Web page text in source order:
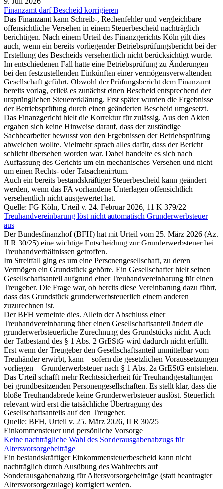
Finanzamt darf Bescheid korrigieren
Das Finanzamt kann Schreib-, Rechenfehler und vergleichbare
offensichtliche Versehen in einem Steuerbescheid nachträglich
berichtigen. Nach einem Urteil des Finanzgerichts Köln gilt dies
auch, wenn ein bereits vorliegender Betriebsprüfungsbericht bei der
Erstellung des Bescheids versehentlich nicht berücksichtigt wurde.
Im entschiedenen Fall hatte eine Betriebsprüfung zu Änderungen
bei den festzustellenden Einkünften einer vermögensverwaltenden
Gesellschaft geführt. Obwohl der Prüfungsbericht dem Finanzamt
bereits vorlag, erließ es zunächst einen Bescheid entsprechend der
ursprünglichen Steuererklärung. Erst später wurden die Ergebnisse
der Betriebsprüfung durch einen geänderten Bescheid umgesetzt.
Das Finanzgericht hielt die Korrektur für zulässig. Aus den Akten
ergaben sich keine Hinweise darauf, dass der zuständige
Sachbearbeiter bewusst von den Ergebnissen der Betriebsprüfung
abweichen wollte. Vielmehr sprach alles dafür, dass der Bericht
schlicht übersehen worden war. Dabei handelte es sich nach
Auffassung des Gerichts um ein mechanisches Versehen und nicht
um einen Rechts- oder Tatsachenirrtum.
Auch ein bereits bestandskräftiger Steuerbescheid kann geändert
werden, wenn das FA vorhandene Unterlagen offensichtlich
versehentlich nicht ausgewertet hat.
Quelle: FG Köln, Urteil v. 24. Februar 2026, 11 K 379/22
Treuhandvereinbarung löst nicht automatisch Grunderwerbsteuer
aus
Der Bundesfinanzhof (BFH) hat mit Urteil vom 25. März 2026 (Az.
II R 30/25) eine wichtige Entscheidung zur Grunderwerbsteuer bei
Treuhandverhältnissen getroffen.
Im Streitfall ging es um eine Personengesellschaft, zu deren
Vermögen ein Grundstück gehörte. Ein Gesellschafter hielt seinen
Gesellschaftsanteil aufgrund einer Treuhandvereinbarung für einen
Treugeber. Die Frage war, ob bereits diese Vereinbarung dazu führt,
dass das Grundstück grunderwerbsteuerlich einem anderen
zuzurechnen ist.
Der BFH verneinte dies. Allein der Abschluss einer
Treuhandvereinbarung über einen Gesellschaftsanteil ändert die
grunderwerbsteuerliche Zurechnung des Grundstücks nicht. Auch
der Tatbestand des § 1 Abs. 2 GrEStG wird dadurch nicht erfüllt.
Erst wenn der Treugeber den Gesellschaftsanteil unmittelbar vom
Treuhänder erwirbt, kann – sofern die gesetzlichen Voraussetzungen
vorliegen – Grunderwerbsteuer nach § 1 Abs. 2a GrEStG entstehen.
Das Urteil schafft mehr Rechtssicherheit für Treuhandgestaltungen
bei grundbesitzenden Personengesellschaften. Es stellt klar, dass die
bloße Treuhandabrede keine Grunderwerbsteuer auslöst. Steuerlich
relevant wird erst die tatsächliche Übertragung des
Gesellschaftsanteils auf den Treugeber.
Quelle: BFH, Urteil v. 25. März 2026, II R 30/25
Einkommensteuer und persönliche Vorsorge
Keine nachträgliche Wahl des Sonderausgabenabzugs für
Altersvorsorgebeiträge
Ein bestandskräftiger Einkommensteuerbescheid kann nicht
nachträglich durch Ausübung des Wahlrechts auf
Sonderausgabenabzug für Altersvorsorgebeiträge (statt beantragter
Altersvorsorgezulage) korrigiert werden.